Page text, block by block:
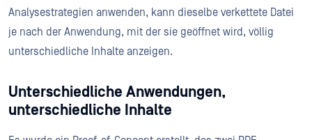
Analysestrategien anwenden, kann dieselbe verkettete Datei
je nach der Anwendung, mit der sie geöffnet wird, völlig
unterschiedliche Inhalte anzeigen.
Unterschiedliche Anwendungen,
unterschiedliche Inhalte